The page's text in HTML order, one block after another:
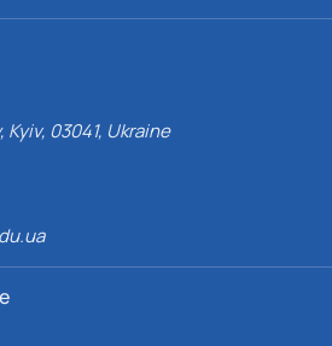
Kyiv, 03041, Ukraine